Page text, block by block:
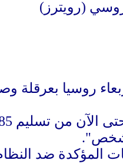
(رويترز)
روسيا بعرقلة
شخص".
المؤكدة ضد